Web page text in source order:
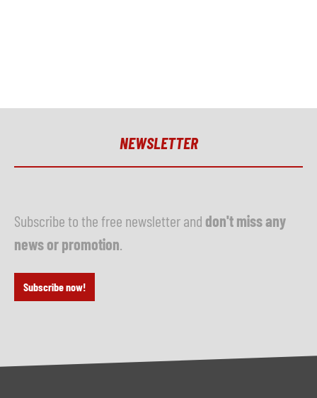
NEWSLETTER
Subscribe to the free newsletter and don't miss any
news or promotion
Subscribe now!